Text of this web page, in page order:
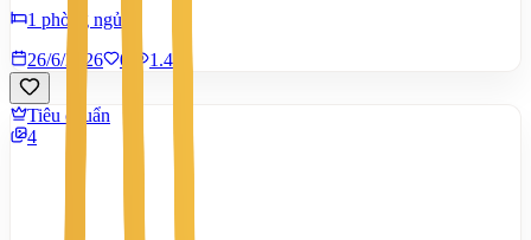
1 phòng ngủ
26/6/2026
0 1.461
Tiêu chuẩn
4